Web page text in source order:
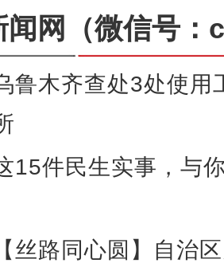
网 （微信号
鲁木齐查处3处使用
15件民生实事，与
【丝路同心圆】自治
疆和田：智慧养殖提升